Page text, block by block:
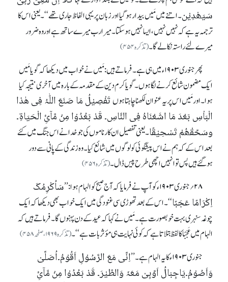
سَیَھْدِیْن۔ اتنے میں مَیں بیدار ہوگیا اور زبان پر یہی الفاظ جاری تھے‘‘۔ یعنی اس کا
ترجمہ یہ ہے کہ نہیں نہیں ، ایسا نہیں ہو سکتا۔میرا رب میرے ساتھ ہے اوروہ ضرور
میرے لئے راستہ نکالے گا۔(تذکرہ ۴۵۴)
پھر جنوری ۱۹۰۳ ء میں ہی ہے۔فرماتے ہیں : مَیں نے خوا ب میں دیکھا کہ گویا مَیں
ایک مضمون شائع کرنے لگاہوں ۔ گویا کرم دین کے مقدمہ کے بارہ میں آخری نتیجہ کیا
ہوا۔ اور مَیں اس پر یہ عنوان لکھنا چاہتاہوںتَفْصِیْلُ مَا صَنَعَ اللّٰہُ فِی ھٰذا
الْبَاْسِ بَعْدَ مَا اشَعْنَاہُ فِی النَّاسِ۔ قَدْ بَعُدُوْا مِنْ مَّآئِ الْحَیَاۃِ۔
وسَحِّقْھُمْ تَسْحِیْقًا۔ یعنی تفصیل ان کارناموں کی جو خدا نے ا س جنگ میں کئے
بعد اس کے کہ ہم نے اس پیشگوئی کو لوگوں میں شائع کیا۔ وہ زندگی کے پانی سے دور
ہوگئے ہیں پس تو انہیں اچھی طرح پیس ڈال۔(تذکرہ ۴۵۶)
۲۸؍جنوری ۱۹۰۳ ء کو آپ نے فرمایا کہ آج صبح کو الہام ہوا :’’
سَاُکْرِمُکَ
اِکْرَامًا عَجَبًا‘‘۔ اس کے بعد تھوڑی سی غنودگی میں ایک خواب بھی دیکھا کہ ایک
چوغہ سنہری بہت خوبصورت ہے۔مَیں نے کہا کہ عید کے دن پہنوں گا۔ فرماتے ہیں کہ
الہام میں عَجَبًا کا لفظ بتلاتاہے کہ کو ئی نہایت ہی مؤثر با ت ہے‘‘۔(تذکرہ ۱۹۶۹، صفحہ ۴۵۸)
جنوری ۱۹۰۳ ء کا یہ الہام ہے۔ ’’
اِنِّی مَعَ الرَّسُوْلِ اَقُوْمُ۔اُصَلِّیْ
وَاَصُوْمُ۔یَاجِبَالُ اَوِّبِیْ مَعَہٗ وَالطَّیْرَ۔ قَدْ بَعُدُوْا مِنْ مَّآئِ